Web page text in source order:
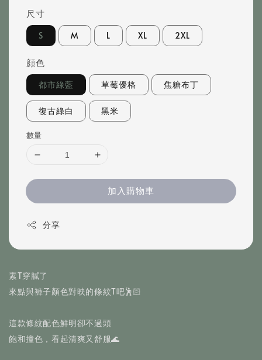
尺寸
S M L XL 2XL
顔色
都市綠藍 草莓優格 焦糖布丁
復古綠白 黑米
數量
加入購物車
分享
素T穿膩了
來點與褲子顏色對映的條紋T吧🕺🏻
這款條紋配色鮮明卻不過頭
飽和撞色，看起清爽又舒服🌊